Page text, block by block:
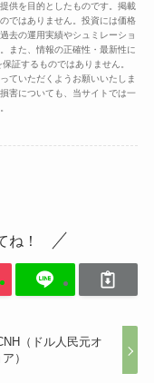
供を目的としたものです。掲載
ではありません。投資には価格
去の運用実績やシュミレーショ
また、情報の正確性・最新性に
証するものではありません。
ていただくようお願いいたしま
害についても、当サイトでは一
ね！
（ドル人民元オ
）